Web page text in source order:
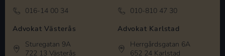
016-14 00 34
010-810 47 30
Advokat Västerås
Sturegatan 9A
722 13 Västerås
Advokat Karlstad
Herrgårdsgatan 6A
652 24 Karlstad